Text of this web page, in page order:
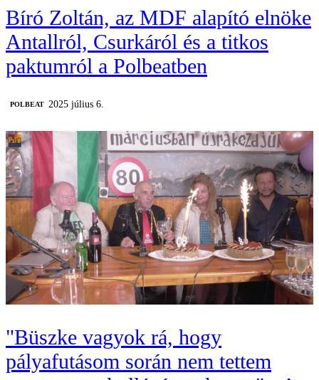
Bíró Zoltán, az MDF alapító elnöke
Antallról, Csurkáról és a titkos
paktumról a Polbeatben
‎POLBEAT 2025 július 6.
"Büszke vagyok rá, hogy
pályafutásom során nem tettem